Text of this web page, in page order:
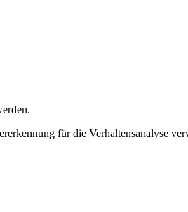
für die Verhaltensanalyse